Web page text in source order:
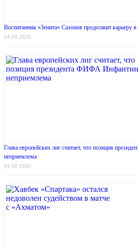
Воспитанник «Зенита» Сазонов продолжит карьеру
04.08.2026
Глава европейских лиг считает, что позиция
неприемлема
04.08.2026